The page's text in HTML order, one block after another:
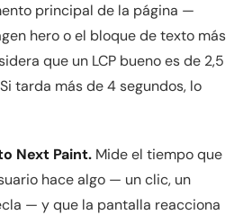
principal de la página —
hero o el bloque de texto más
que un LCP bueno es de 2,5
tarda más de 4 segundos, lo
Next Paint. Mide el tiempo que
hace algo — un clic, un
— y que la pantalla reacciona